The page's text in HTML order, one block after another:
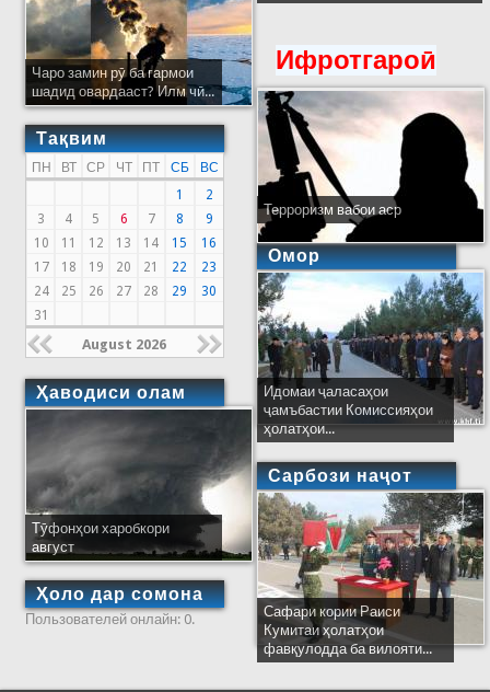
Чаро замин рӯ ба гармои
шадид овардааст? Илм чӣ...
Тақвим
ПН ВТ СР ЧТ ПТ СБ
ВС
1
2
3
4 5 6 7 8
9
10
11 12 13 14 15
16
17
18 19 20 21 22
23
24
25 26 27 28 29
30
31
August 2026
Ҳаводиси олам
Тӯфонҳои харобкори
август
Ҳоло дар сомона
Пользователей онлайн: 0.
Ифротгароӣ
Терроризм вабои аср
Омор
Идомаи ҷаласаҳои
ҷамъбастии Комиссияҳои
ҳолатҳои...
Сарбози наҷот
Сафари кории Раиси
Кумитаи ҳолатҳои
фавқулодда ба вилояти...